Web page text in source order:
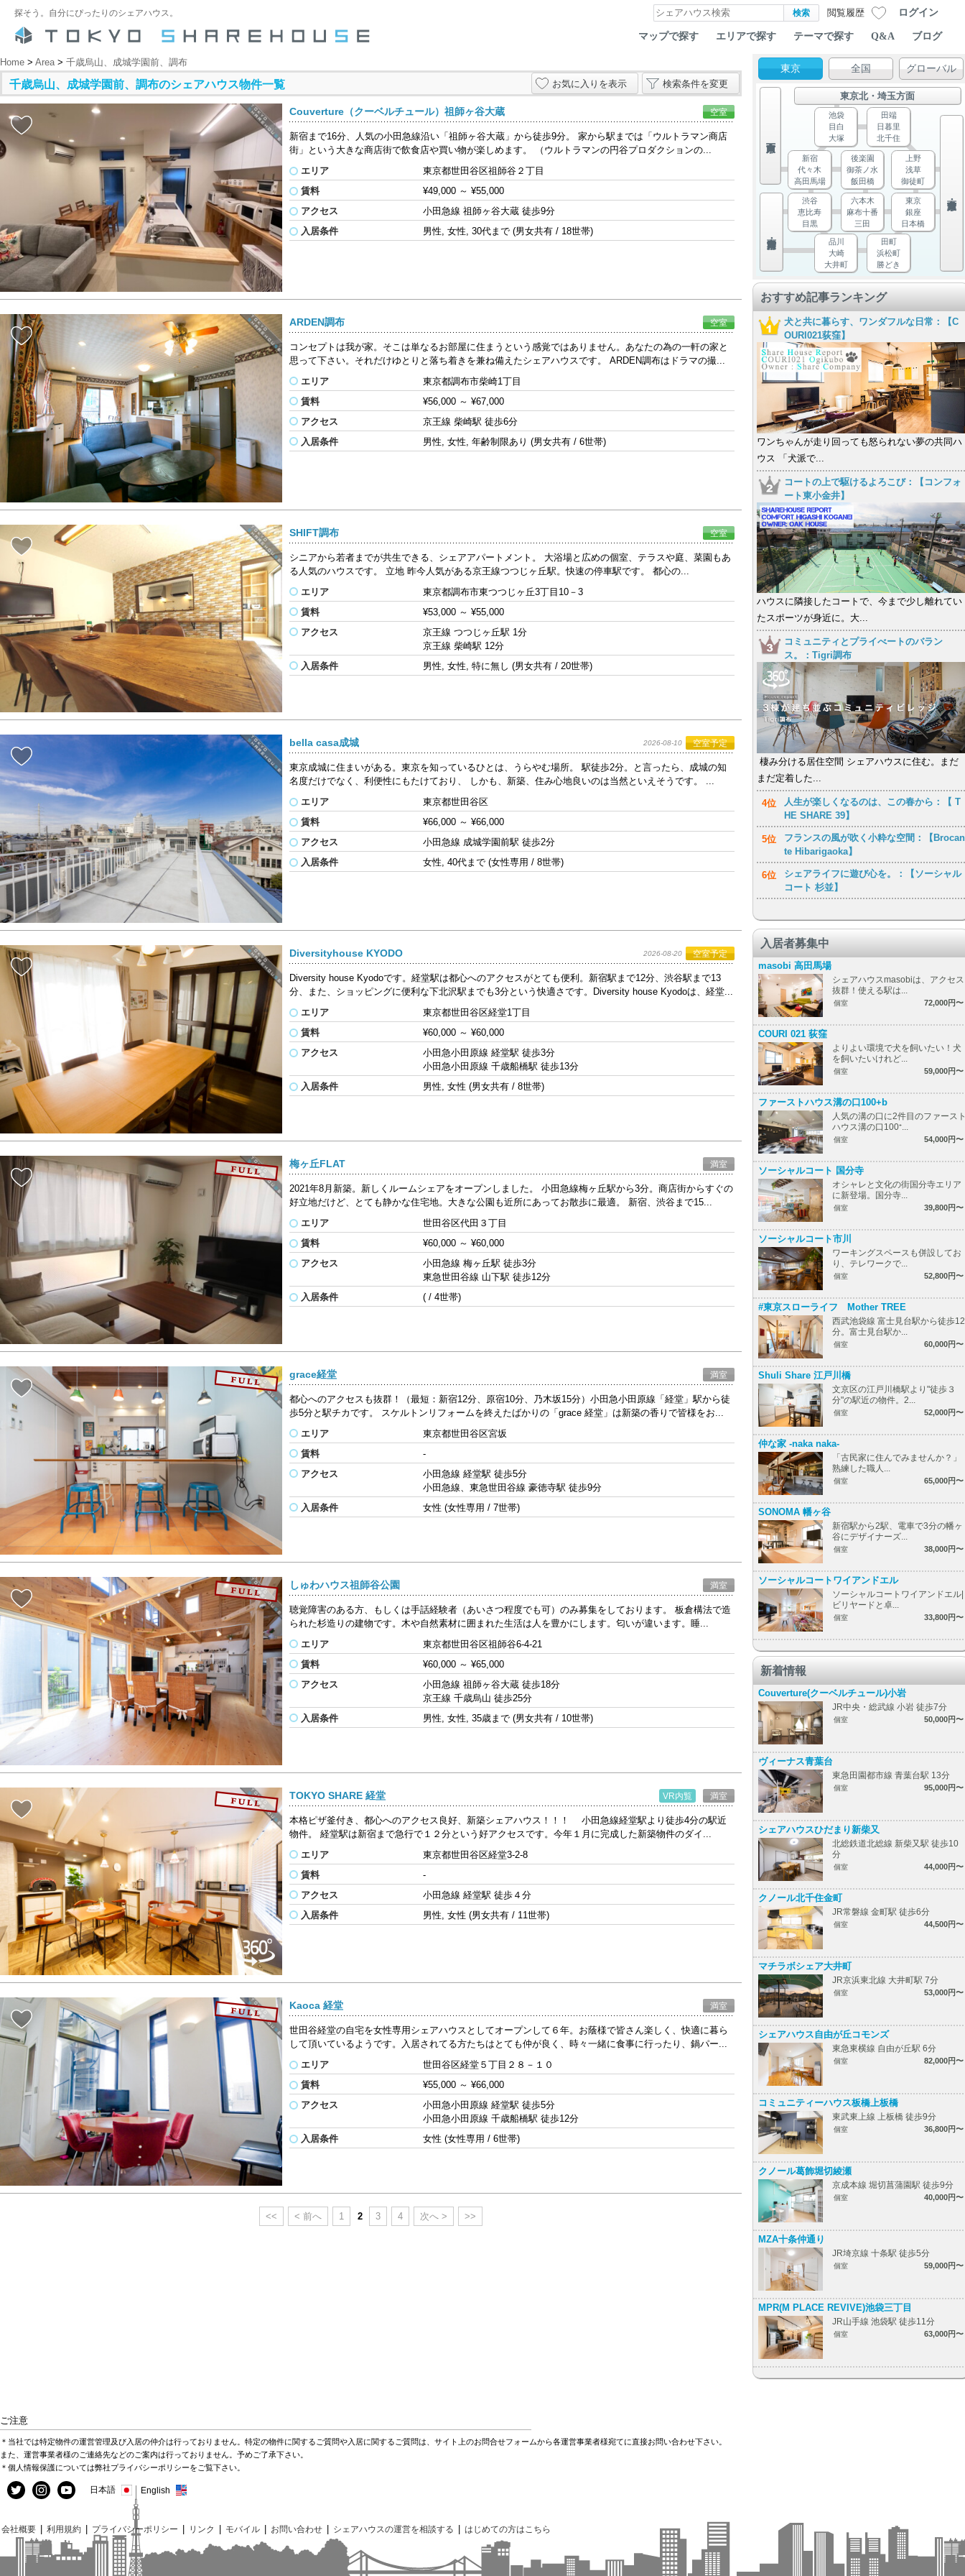
探そう。自分にぴったりのシェアハウス。 閲覧履歴 ログイン
マップで探す エリアで探す テーマで探す Q&A ブログ
Home > Area> 千歳烏山、成城学園前、調布
千歳烏山、成城学園前、調布のシェアハウス物件一覧 検索条件を変更
お気に入りを表示
Couverture（クーベルチュール）祖師ヶ谷大蔵 空室
新宿まで16分、人気の小田急線沿い「祖師ヶ谷大蔵」から徒歩9分。 家から駅までは「ウルトラマン商店
街」という大きな商店街で飲食店や買い物が楽しめます。 （ウルトラマンの円谷プロダクションの...
エリア
東京都世田谷区祖師谷２丁目
賃料
¥49,000～ ¥55,000
アクセス
小田急線 祖師ヶ谷大蔵 徒歩9分
入居条件
男性, 女性, 30代まで (男女共有 / 18世帯)
ARDEN調布 空室
コンセプトは我が家。そこは単なるお部屋に住まうという感覚ではありません。あなたの為の一軒の家と
思って下さい。それだけゆとりと落ち着きを兼ね備えたシェアハウスです。 ARDEN調布はドラマの撮...
エリア
東京都調布市柴崎1丁目
賃料
¥56,000～ ¥67,000
アクセス
京王線 柴崎駅 徒歩6分
入居条件
男性, 女性, 年齢制限あり (男女共有 / 6世帯)
SHIFT調布 空室
シニアから若者までが共生できる、シェアアパートメント。 大浴場と広めの個室、テラスや庭、菜園もあ
る人気のハウスです。 立地 昨今人気がある京王線つつじヶ丘駅。快速の停車駅です。 都心の...
エリア
東京都調布市東つつじヶ丘3丁目10－3
賃料
¥53,000～ ¥55,000
アクセス
京王線 つつじヶ丘駅 1分
京王線 柴崎駅 12分
入居条件
男性, 女性, 特に無し (男女共有 / 20世帯)
bella casa成城 2026-08-10 空室予定
東京成城に住まいがある。東京を知っているひとは、うらやむ場所。 駅徒歩2分。と言ったら、成城の知
名度だけでなく、利便性にもたけており、 しかも、新築、住み心地良いのは当然といえそうです。 ...
エリア
東京都世田谷区
賃料
¥66,000～ ¥66,000
アクセス
小田急線 成城学園前駅 徒歩2分
入居条件
女性, 40代まで (女性専用 / 8世帯)
Diversityhouse KYODO 2026-08-20 空室予定
Diversity house Kyodoです。経堂駅は都心へのアクセスがとても便利。新宿駅まで12分、渋谷駅まで13
分、また、ショッピングに便利な下北沢駅までも3分という快適さです。Diversity house Kyodoは、経堂...
エリア
東京都‎世田谷区経堂1丁目
賃料
¥60,000～ ¥60,000
アクセス
小田急小田原線 経堂駅 徒歩3分
小田急小田原線 千歳船橋駅 徒歩13分
入居条件
男性, 女性 (男女共有 / 8世帯)
梅ヶ丘FLAT 満室
2021年8月新築。新しくルームシェアをオープンしました。 小田急線梅ヶ丘駅から3分。商店街からすぐの
好立地だけど、とても静かな住宅地。大きな公園も近所にあってお散歩に最適。 新宿、渋谷まで15...
エリア
世田谷区代田３丁目
賃料
¥60,000～ ¥60,000
アクセス
小田急線 梅ヶ丘駅 徒歩3分
東急世田谷線 山下駅 徒歩12分
入居条件
( / 4世帯)
grace経堂 満室
都心へのアクセスも抜群！（最短：新宿12分、原宿10分、乃木坂15分）小田急小田原線「経堂」駅から徒
歩5分と駅チカです。 スケルトンリフォームを終えたばかりの「grace 経堂」は新築の香りで皆様をお...
エリア
東京都世田谷区宮坂
賃料
-
アクセス
小田急線 経堂駅 徒歩5分
小田急線、東急世田谷線 豪徳寺駅 徒歩9分
入居条件
女性 (女性専用 / 7世帯)
しゅわハウス祖師谷公園 満室
聴覚障害のある方、もしくは手話経験者（あいさつ程度でも可）のみ募集をしております。 板倉構法で造
られた杉造りの建物です。木や自然素材に囲まれた生活は人を豊かにします。匂いが違います。睡...
エリア
東京都世田谷区祖師谷6-4-21
賃料
¥60,000～ ¥65,000
アクセス
小田急線 祖師ヶ谷大蔵 徒歩18分
京王線 千歳烏山 徒歩25分
入居条件
男性, 女性, 35歳まで (男女共有 / 10世帯)
TOKYO SHARE 経堂 VR内覧 満室
本格ピザ釜付き、都心へのアクセス良好、新築シェアハウス！！！ 小田急線経堂駅より徒歩4分の駅近
物件。 経堂駅は新宿まで急行で１２分という好アクセスです。今年１月に完成した新築物件のダイ...
エリア
東京都世田谷区経堂3-2-8
賃料
-
アクセス
小田急線 経堂駅 徒歩４分
入居条件
男性, 女性 (男女共有 / 11世帯)
Kaoca 経堂 満室
世田谷経堂の自宅を女性専用シェアハウスとしてオープンして６年。お蔭様で皆さん楽しく、快適に暮ら
して頂いているようです。入居されてる方たちはとても仲が良く、時々一緒に食事に行ったり、鍋パー...
エリア
世田谷区経堂５丁目２８－１０
賃料
¥55,000～ ¥66,000
アクセス
小田急小田原線 経堂駅 徒歩5分
小田急小田原線 千歳船橋駅 徒歩12分
入居条件
女性 (女性専用 / 6世帯)
<< < 前へ 1 2 3 4 次へ > >>
東京 全国 グローバル
東京北・埼玉方面
池袋
目白
大塚
田端
日暮里
北千住
新宿
代々木
高田馬場
後楽園
御茶ノ水
飯田橋
六本木
麻布十番
三田
上野
浅草
御徒町
東京
銀座
日本橋
渋谷
恵比寿
目黒
品川
大崎
大井町
田町
浜松町
勝どき
おすすめ記事ランキング
犬と共に暮らす、ワンダフルな日常：【C
OURI021荻窪】
ワンちゃんが走り回っても怒られない夢の共同ハ
ウス 「犬派で...
コートの上で駆けるよろこび：【コンフォ
ート東小金井】
ハウスに隣接したコートで、今まで少し離れてい
たスポーツが身近に。大...
コミュニティとプライべートのバラン
ス。：Tigri調布
棲み分ける居住空間 シェアハウスに住む。まだ
まだ定着した...
4位
人生が楽しくなるのは、この春から：【 T
HE SHARE 39】
5位
フランスの風が吹く小粋な空間：【Brocan
te Hibarigaoka】
6位
シェアライフに遊び心を。：【ソーシャル
コート 杉並】
入居者募集中
masobi 高田馬場
シェアハウスmasobiは、アクセス
抜群！使える駅は...
個室 72,000円〜
COURI 021 荻窪
よりよい環境で犬を飼いたい！犬
を飼いたいけれど...
個室 59,000円〜
ファーストハウス溝の口100+b
人気の溝の口に2件目のファース
ハウス溝の口100⁺...
個室 54,000円〜
ソーシャルコート 国分寺
オシャレと文化の街国分寺エリア
に新登場。国分寺...
個室 39,800円〜
ソーシャルコート市川
ワーキングスペースも併設してお
り、テレワークで...
個室 52,800円〜
#東京スローライフ Mother TREE
西武池袋線 富士見台駅から徒歩12
分。富士見台駅か...
個室 60,000円〜
Shuli Share 江戸川橋
文京区の江戸川橋駅より"徒歩３
分"の駅近の物件。2...
個室 52,000円〜
仲な家 -naka naka-
「古民家に住んでみませんか？」
熟練した職人...
個室 65,000円〜
SONOMA 幡ヶ谷
新宿駅から2駅、電車で3分の幡ヶ
谷にデザイナーズ...
個室 38,000円〜
ソーシャルコートワイアンドエル
ソーシャルコートワイアンドエル|
ビリヤードと卓...
個室 33,800円〜
新着情報
Couverture(クーベルチュール)小岩
JR中央・総武線 小岩 徒歩7分
個室 50,000円〜
ヴィーナス青葉台
東急田園都市線 青葉台駅 13分
個室 95,000円〜
シェアハウスひだまり新柴又
北総鉄道北総線 新柴又駅 徒歩10
分
個室 44,000円〜
クノール北千住金町
JR常磐線 金町駅 徒歩6分
個室 44,500円〜
マチラボシェア大井町
JR京浜東北線 大井町駅 7分
個室 53,000円〜
シェアハウス自由が丘コモンズ
東急東横線 自由が丘駅 6分
個室 82,000円〜
コミュニティーハウス板橋上板橋
東武東上線 上板橋 徒歩9分
個室 36,800円〜
クノール葛飾堀切綾瀬
京成本線 堀切菖蒲園駅 徒歩9分
個室 40,000円〜
MZA十条仲通り
JR埼京線 十条駅 徒歩5分
個室 59,000円〜
MPR(M PLACE REVIVE)池袋三丁目
JR山手線 池袋駅 徒歩11分
個室 63,000円〜
ご注意
＊当社では特定物件の運営管理及び入居の仲介は行っておりません。特定の物件に関するご質問や入居に関するご質問は、サイト上のお問合せフォームから各運営事業者様宛てに直接お問い合わせ下さい。
また、運営事業者様のご連絡先などのご案内は行っておりません。予めご了承下さい。
＊個人情報保護については弊社プライバシーポリシーをご覧下さい。
日本語 English
会社概要 | 利用規約 | プライバシーポリシー | リンク | モバイル | お問い合わせ | シェアハウスの運営を相談する | はじめての方はこちら